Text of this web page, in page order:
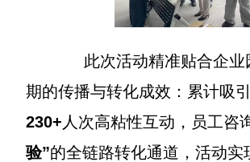
此次活动精准贴合企业园
期的传播与转化成效：累计吸引
230+ 人次高粘性互动，员工咨
验”的全链路转化通道，活动实